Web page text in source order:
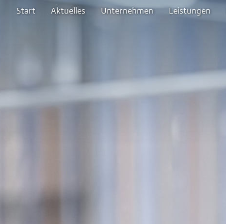
Start Aktuelles Unternehmen Leistungen